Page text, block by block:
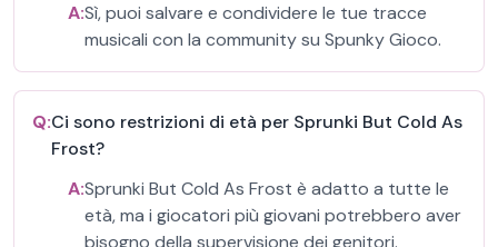
A:Sì, puoi salvare e condividere le tue tracce
musicali con la community su Spunky Gioco.
Q:Ci sono restrizioni di età per Sprunki But Cold As
Frost?
A:Sprunki But Cold As Frost è adatto a tutte le
età, ma i giocatori più giovani potrebbero aver
bisogno della supervisione dei genitori.